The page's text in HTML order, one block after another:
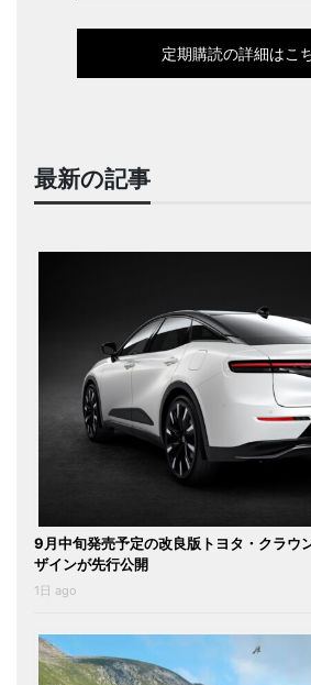
定期購読の詳細はこ
最新の記事
9月中旬発売予定の改良版トヨタ・クラウ
ザインが先行公開
1日 ago